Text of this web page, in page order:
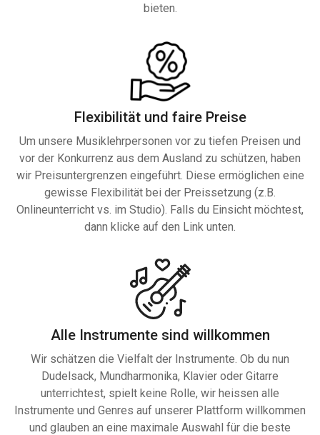
bieten.
Flexibilität und faire Preise
Um unsere Musiklehrpersonen vor zu tiefen Preisen und
vor der Konkurrenz aus dem Ausland zu schützen, haben
wir Preisuntergrenzen eingeführt. Diese ermöglichen eine
gewisse Flexibilität bei der Preissetzung (z.B.
Onlineunterricht vs. im Studio). Falls du Einsicht möchtest,
dann klicke auf den Link unten.
Alle Instrumente sind willkommen
Wir schätzen die Vielfalt der Instrumente. Ob du nun
Dudelsack, Mundharmonika, Klavier oder Gitarre
unterrichtest, spielt keine Rolle, wir heissen alle
Instrumente und Genres auf unserer Plattform willkommen
und glauben an eine maximale Auswahl für die beste